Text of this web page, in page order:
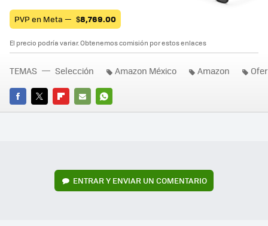
PVP en Meta — $8,769.00
El precio podría variar. Obtenemos comisión por estos enlaces
FACEBOOK
TWITTERFLIPBOARD
E-
WHATSAPP
TEMAS Selección Amazon México Amazon
ENTRAR Y ENVIAR UN COMENTARIO